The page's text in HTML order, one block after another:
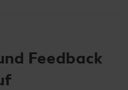
Feedback